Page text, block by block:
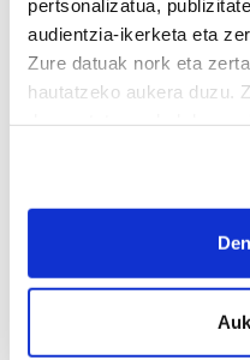
pertsonalizatua,
audientzia-ikerketa eta
Zure datuak nork eta
hautatzeko aukera duzu.
If you allow, we would
Collect
meters
Identify your
specific